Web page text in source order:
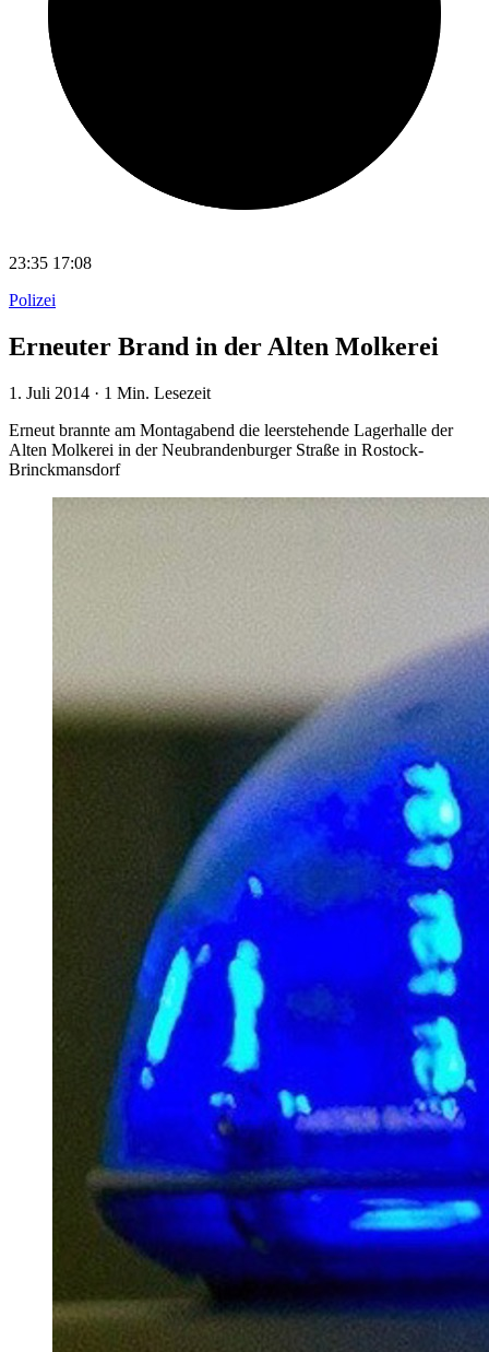
23:35 17:08
Polizei
Erneuter Brand in der Alten Molkerei
1. Juli 2014 · 1 Min. Lesezeit
Erneut brannte am Montagabend die leerstehende Lagerhalle der
Alten Molkerei in der Neubrandenburger Straße in Rostock-
Brinckmansdorf